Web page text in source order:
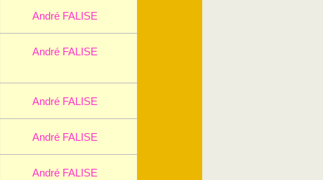
André FALISE
André FALISE
André FALISE
André FALISE
André FALISE